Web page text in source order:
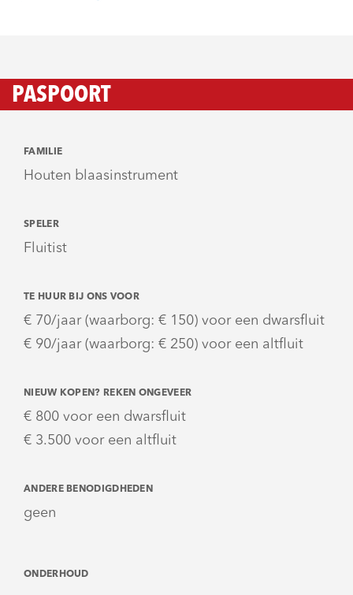
PASPOORT
FAMILIE
Houten blaasinstrument
SPELER
Fluitist
TE HUUR BIJ ONS VOOR
€ 70/jaar (waarborg: € 150) voor een dwarsfluit
€ 90/jaar (waarborg: € 250) voor een altfluit
NIEUW KOPEN? REKEN ONGEVEER
€ 800 voor een dwarsfluit
€ 3.500 voor een altfluit
ANDERE BENODIGDHEDEN
geen
ONDERHOUD